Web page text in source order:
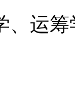
、运